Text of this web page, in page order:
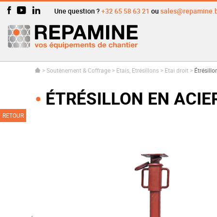
Une question ?+32 65 58 63 21 ou
>Soutènement & Coffrage > Etais, Etrésillons > Etai droit >
ÉTRÉSILLON EN
RETOUR